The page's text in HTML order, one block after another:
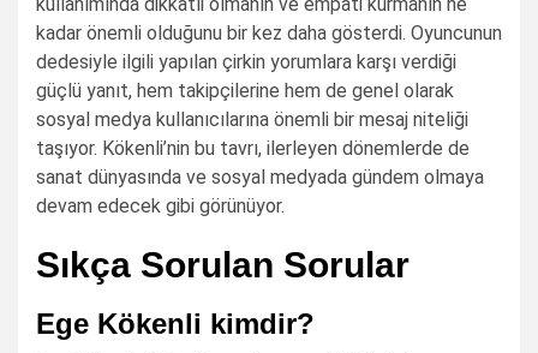
kadar önemli olduğunu bir kez daha gösterdi. Oyuncunun
dedesiyle ilgili yapılan çirkin yorumlara karşı verdiği
güçlü yanıt, hem takipçilerine hem de genel olarak
sosyal medya kullanıcılarına önemli bir mesaj niteliği
taşıyor. Kökenli’nin bu tavrı, ilerleyen dönemlerde de
sanat dünyasında ve sosyal medyada gündem olmaya
devam edecek gibi görünüyor.
Sıkça Sorulan Sorular
Ege Kökenli kimdir?